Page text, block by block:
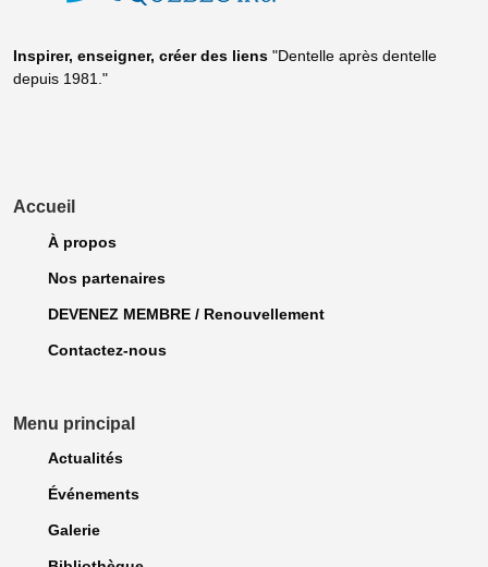
Inspirer, enseigner, créer des liens "Dentelle après dentelle
depuis 1981."
Accueil
À propos
Nos partenaires
DEVENEZ MEMBRE / Renouvellement
Contactez-nous
Menu principal
Actualités
Événements
Galerie